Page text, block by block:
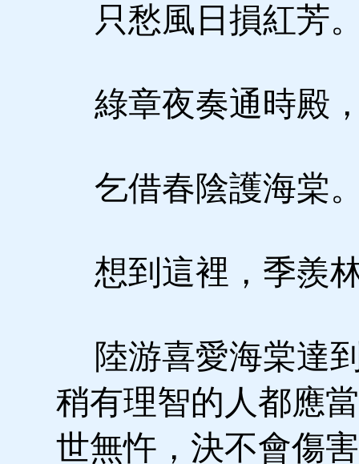
只愁風日損紅芳
綠章夜奏通時殿
乞借春陰護海棠
想到這裡，季羨
陸游喜愛海棠達
稍有理智的人都應
世無忤，決不會傷